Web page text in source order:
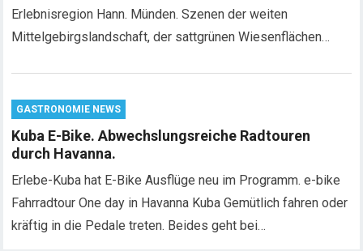
Erlebnisregion Hann. Münden. Szenen der weiten
Mittelgebirgslandschaft, der sattgrünen Wiesenflächen…
GASTRONOMIE NEWS
Kuba E-Bike. Abwechslungsreiche Radtouren
durch Havanna.
Erlebe-Kuba hat E-Bike Ausflüge neu im Programm. e-bike
Fahrradtour One day in Havanna Kuba Gemütlich fahren oder
kräftig in die Pedale treten. Beides geht bei…